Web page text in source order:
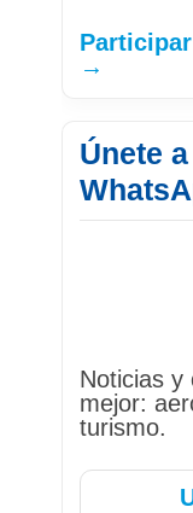
→
Únete
Noticias y
mejor:
turismo.